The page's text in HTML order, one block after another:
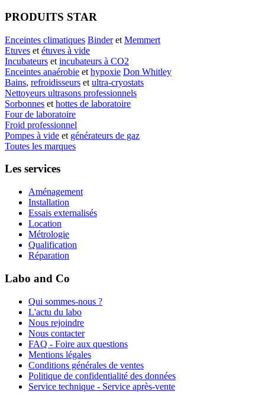
PRODUITS STAR
Enceintes climatiques Binderet Memmert
Etuves et étuves à vide
Incubateurs et incubateurs à CO2
Enceintes anaérobie et hypoxie Don Whitley
Bains, refroidisseurs et ultra-cryostats
Nettoyeurs ultrasons professionnels
Sorbonnes et hottes de laboratoire
Four de laboratoire
Froid professionnel
Pompes à vide et générateurs de gaz
Toutes les marques
Les services
Aménagement
Installation
Essais externalisés
Location
Métrologie
Qualification
Réparation
Labo and Co
Qui sommes-nous ?
L'actu du labo
Nous rejoindre
Nous contacter
FAQ - Foire aux questions
Mentions légales
Conditions générales de ventes
Politique de confidentialité des données
Service technique - Service après-vente